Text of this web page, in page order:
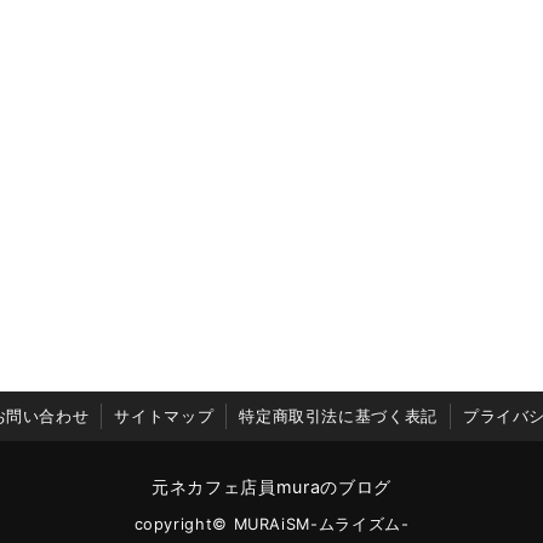
問い合わせ サイトマップ 特定商取引法に基づく表記 プライバ
元ネカフェ店員muraのブログ
copyright© MURAiSM-ムライズム-